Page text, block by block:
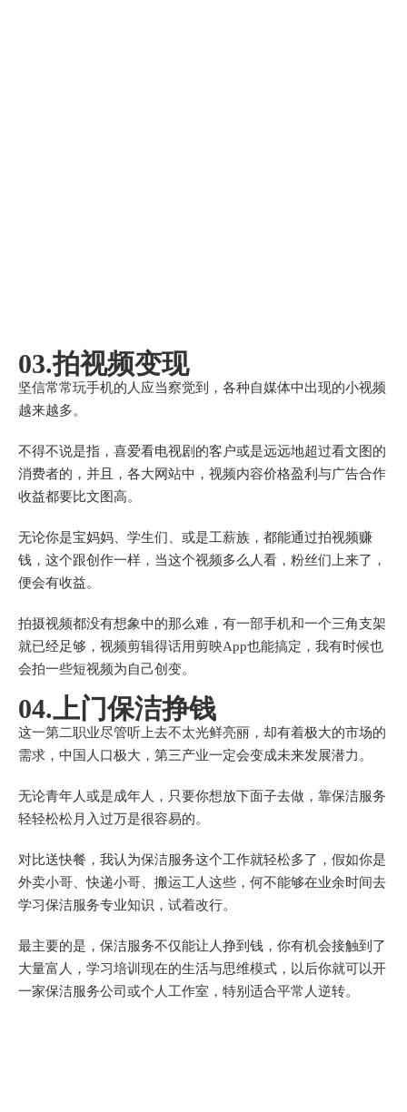
03.拍视频变现
坚信常常玩手机的人应当察觉到，各种自媒体中出现的小视频
越来越多。
不得不说是指，喜爱看电视剧的客户或是远远地超过看文图的
消费者的，并且，各大网站中，视频内容价格盈利与广告合作
收益都要比文图高。
无论你是宝妈妈、学生们、或是工薪族，都能通过拍视频赚
钱，这个跟创作一样，当这个视频多么人看，粉丝们上来了，
便会有收益。
拍摄视频都没有想象中的那么难，有一部手机和一个三角支架
就已经足够，视频剪辑得话用剪映App也能搞定，我有时候也
会拍一些短视频为自己创变。
04.上门保洁挣钱
这一第二职业尽管听上去不太光鲜亮丽，却有着极大的市场的
需求，中国人口极大，第三产业一定会变成未来发展潜力。
无论青年人或是成年人，只要你想放下面子去做，靠保洁服务
轻轻松松月入过万是很容易的。
对比送快餐，我认为保洁服务这个工作就轻松多了，假如你是
外卖小哥、快递小哥、搬运工人这些，何不能够在业余时间去
学习保洁服务专业知识，试着改行。
最主要的是，保洁服务不仅能让人挣到钱，你有机会接触到了
大量富人，学习培训现在的生活与思维模式，以后你就可以开
一家保洁服务公司或个人工作室，特别适合平常人逆转。